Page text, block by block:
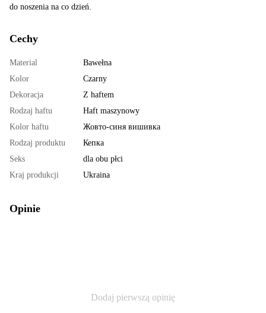
do noszenia na co dzień.
Cechy
Material
Bawełna
Kolor
Сzarny
Dekoracja
Z haftem
Rodzaj haftu
Haft maszynowy
Kolor haftu
Жовто-синя вишивка
Rodzaj produktu
Кепка
Seks
dla obu płci
Kraj produkcji
Ukraina
Opinie
Dodaj pierwszą opinię